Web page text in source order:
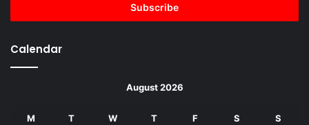
Calendar
August 2026
M T W T F S S